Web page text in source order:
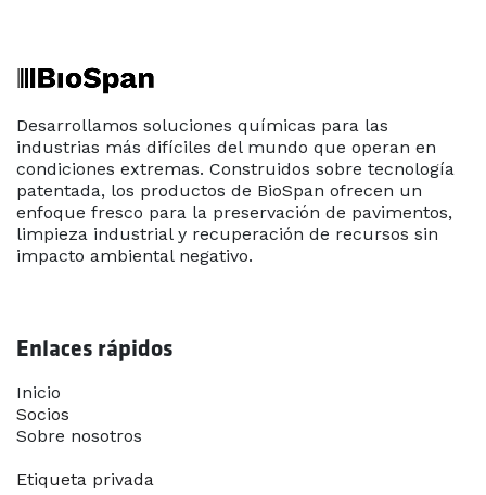
Desarrollamos soluciones químicas para las
industrias más difíciles del mundo que operan en
condiciones extremas. Construidos sobre tecnología
patentada, los productos de BioSpan ofrecen un
enfoque fresco para la preservación de pavimentos,
limpieza industrial y recuperación de recursos sin
impacto ambiental negativo.
Enlaces rápidos
Inicio​
Socios
Sobre nosotros
Etiqueta privada